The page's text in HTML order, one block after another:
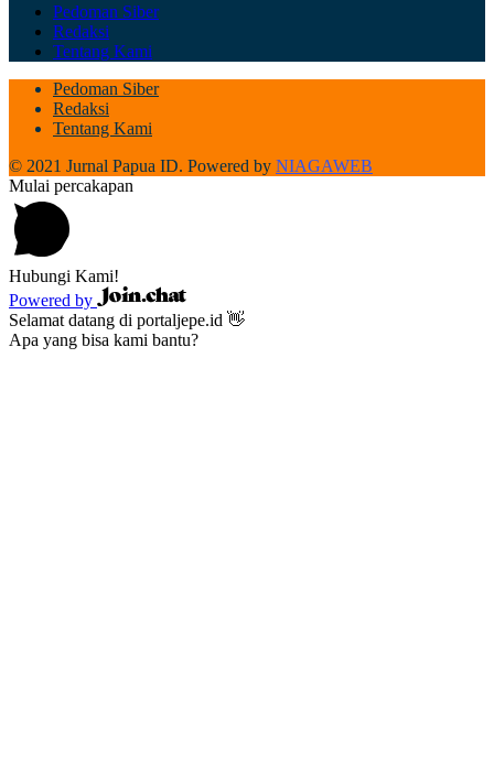
Pedoman Siber
Redaksi
Tentang Kami
Pedoman Siber
Redaksi
Tentang Kami
© 2021 Jurnal Papua ID. Powered by NIAGAWEB
Mulai percakapan
Hubungi Kami!
Powered by
Selamat datang di portaljepe.id 👋
Apa yang bisa kami bantu?